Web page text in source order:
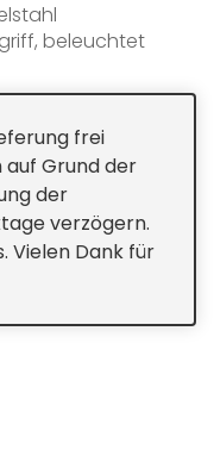
beleuchtet
bei
frei
Grund der
der
verzögern.
Vielen Dank für